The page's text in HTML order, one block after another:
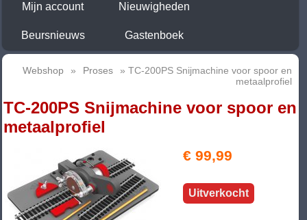
Mijn account Nieuwigheden
Beursnieuws Gastenboek
Webshop » Proses
» TC-200PS Snijmachine voor spoor en
metaalprofiel
TC-200PS Snijmachine voor spoor en
metaalprofiel
€ 99,99
Uitverkocht